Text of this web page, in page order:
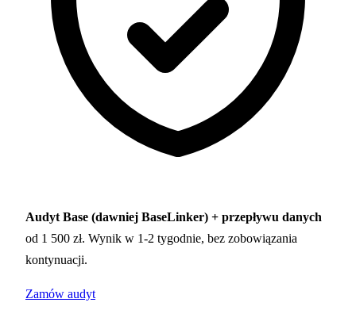
Audyt Base (dawniej BaseLinker) + przepływu danych
od 1 500 zł. Wynik w 1-2 tygodnie, bez zobowiązania
kontynuacji.
Zamów audyt